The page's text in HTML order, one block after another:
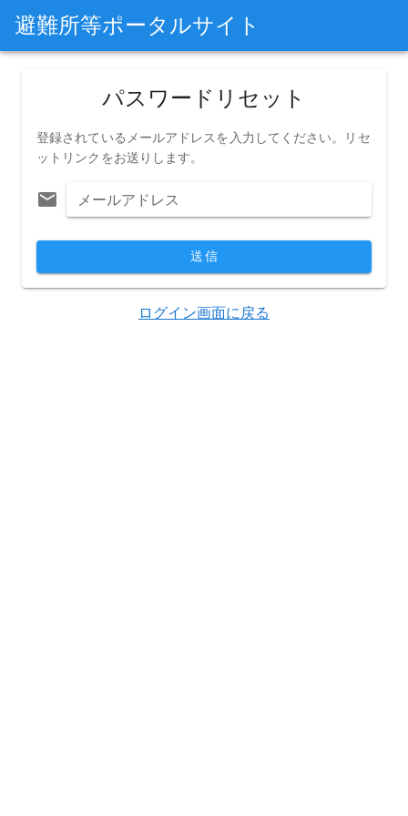
避難所等ポータルサイト
パスワードリセット
登録されているメールアドレスを入力してください。リセ
ットリンクをお送りします。
メールアドレス
送信
ログイン画面に戻る